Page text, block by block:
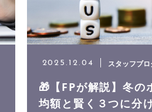
2025.12.04 スタッフブロ
🎁【FPが解説】冬の
均額と賢く３つに分